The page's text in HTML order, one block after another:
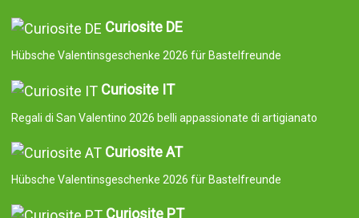
Curiosite DE
Hübsche Valentinsgeschenke 2026 für Bastelfreunde
Curiosite IT
Regali di San Valentino 2026 belli appassionate di artigianato
Curiosite AT
Hübsche Valentinsgeschenke 2026 für Bastelfreunde
Curiosite PT